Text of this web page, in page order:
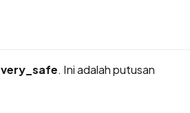
very_safe. Ini adalah putusan